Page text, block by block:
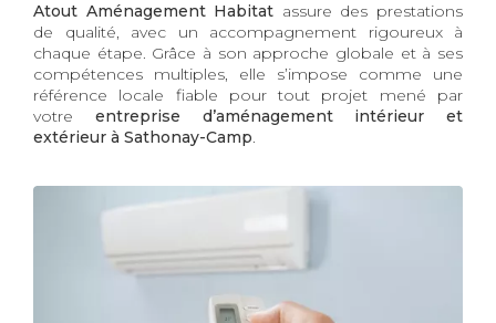
Atout Aménagement Habitat assure des prestations
de qualité, avec un accompagnement rigoureux à
chaque étape. Grâce à son approche globale et à ses
compétences multiples, elle s’impose comme une
référence locale fiable pour tout projet mené par
votre entreprise d’aménagement intérieur et
extérieur à Sathonay-Camp.